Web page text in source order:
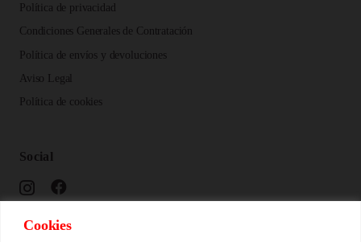
Cookies
Política de privacidad
Condiciones Generales de Contratación
Política de envíos y devoluciones
Aviso Legal
Política de cookies
Social